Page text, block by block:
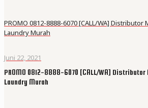
PROMO 0812-8888-6070 [CALL/WA] Distributor
Laundry Murah
Juni 22, 2021
PROMO 0812-8888-6070 [CALL/WA] Distributor
Laundry Murah